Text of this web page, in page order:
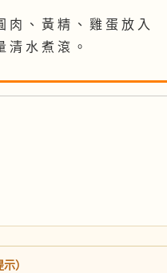
肉 、 黃 精 、 雞 蛋 放 入
清 水 煮 滾 。
水
）